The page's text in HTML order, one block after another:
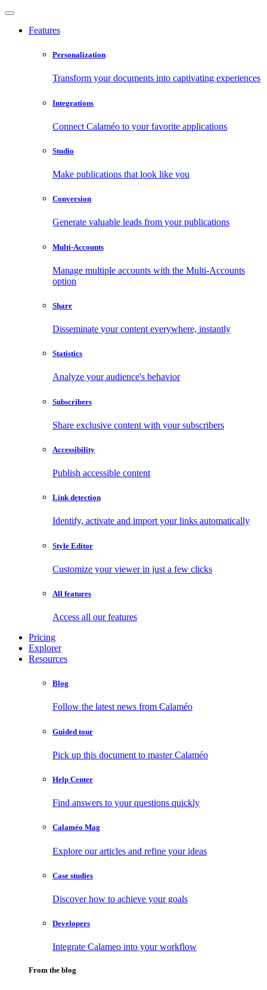
Features
Personalization
Transform your documents into captivating experiences
Integrations
Connect Calaméo to your favorite applications
Studio
Make publications that look like you
Conversion
Generate valuable leads from your publications
Multi-Accounts
Manage multiple accounts with the Multi-Accounts
option
Share
Disseminate your content everywhere, instantly
Statistics
Analyze your audience's behavior
Subscribers
Share exclusive content with your subscribers
Accessibility
Publish accessible content
Link detection
Identify, activate and import your links automatically
Style Editor
Customize your viewer in just a few clicks
All features
Access all our features
Pricing
Explorer
Resources
Blog
Follow the latest news from Calaméo
Guided tour
Pick up this document to master Calaméo
Help Center
Find answers to your questions quickly
Calaméo Mag
Explore our articles and refine your ideas
Case studies
Discover how to achieve your goals
Developers
Integrate Calameo into your workflow
From the blog